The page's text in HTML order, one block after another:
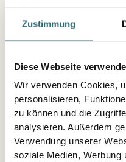
Zustimmung
Diese Webseite
Wir verwenden Cookies,
personalisieren,
zu können und die
analysieren. Außerdem
Verwendung unserer
soziale Medien, Werbung
Neben der Reduktion
auch die
Verkaufsplanung und
Betriebe: